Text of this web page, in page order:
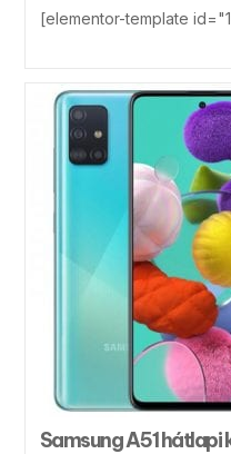
[elementor-template
Samsung A51 hátlapi